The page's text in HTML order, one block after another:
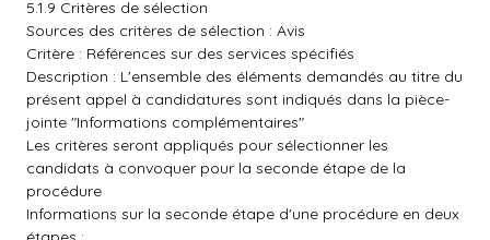
5.1.9 Critères de sélection
Sources des critères de sélection : Avis
Critère : Références sur des services spécifiés
Description : L'ensemble des éléments demandés au titre du
présent appel à candidatures sont indiqués dans la pièce-
jointe "Informations complémentaires"
Les critères seront appliqués pour sélectionner les
candidats à convoquer pour la seconde étape de la
procédure
Informations sur la seconde étape d'une procédure en deux